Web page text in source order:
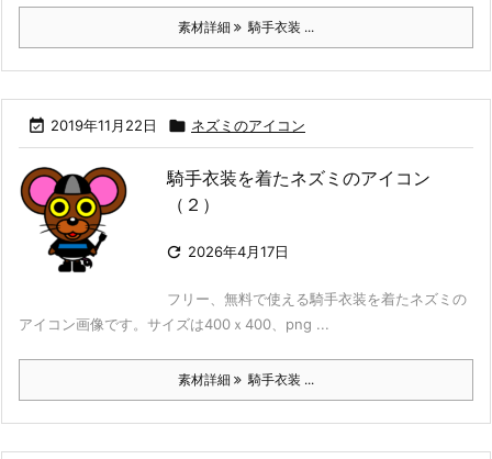
素材詳細 騎手衣装 ...
 2019年11月22日  ネズミのアイコン
騎手衣装を着たネズミのアイコン
（２）
 2026年4月17日
フリー、無料で使える騎手衣装を着たネズミの
アイコン画像です。サイズは400ｘ400、png ...
素材詳細 騎手衣装 ...